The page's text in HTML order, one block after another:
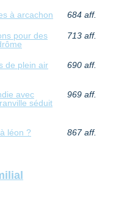
à arcachon 684 aff.
pour des
713 aff.
de plein air
690 aff.
avec
séduit
969 aff.
léon ? 867 aff.